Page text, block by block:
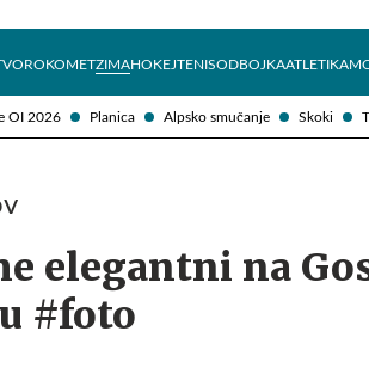
OI 2026 Planica Alpsko smučanje Skoki
ROKOMETZIMAHOKEJTENISODBOJKAATLETIKA
elegantni na
#foto